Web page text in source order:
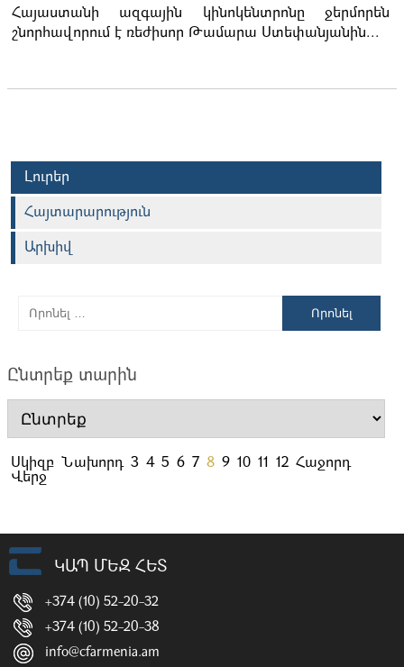
Հայաստանի ազգային կինոկենտրոնը ջերմորեն
շնորհավորում է ռեժիսոր Թամարա Ստեփանյանին...
Լուրեր
Հայտարարություն
Արխիվ
Որոնել
Ընտրեք տարին
Սկիզբ Նախորդ 3 4 5 6 7 8 9 10 11 12 Հաջորդ
Վերջ
ԿԱՊ ՄԵԶ ՀԵՏ
+374 (10) 52-20-32
+374 (10) 52-20-38
info@cfarmenia.am